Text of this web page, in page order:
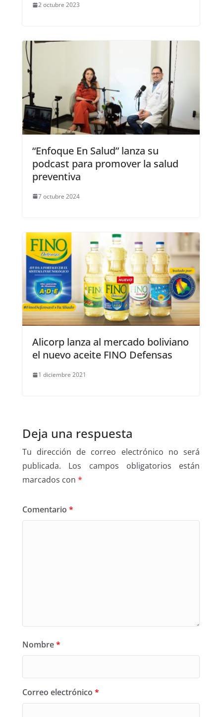
2 octubre 2023
“Enfoque En Salud” lanza su
podcast para promover la salud
preventiva
7 octubre 2024
Alicorp lanza al mercado boliviano
el nuevo aceite FINO Defensas
1 diciembre 2021
Deja una respuesta
Tu dirección de correo electrónico no será
publicada.
Los campos obligatorios están
marcados con *
Comentario *
Nombre*
Correo electrónico *